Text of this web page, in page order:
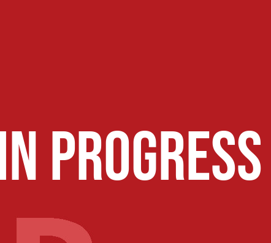
in Progress